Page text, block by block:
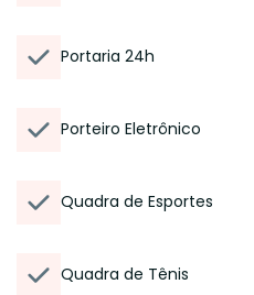
Portaria 24h
Porteiro Eletrônico
Quadra de Esportes
Quadra de Tênis